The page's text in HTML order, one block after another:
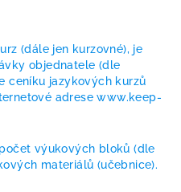
(dále jen kurzovné), je
objednatele (dle
ceníku jazykových kurzů
adrese www.keep-
výukových bloků (dle
materiálů (učebnice).